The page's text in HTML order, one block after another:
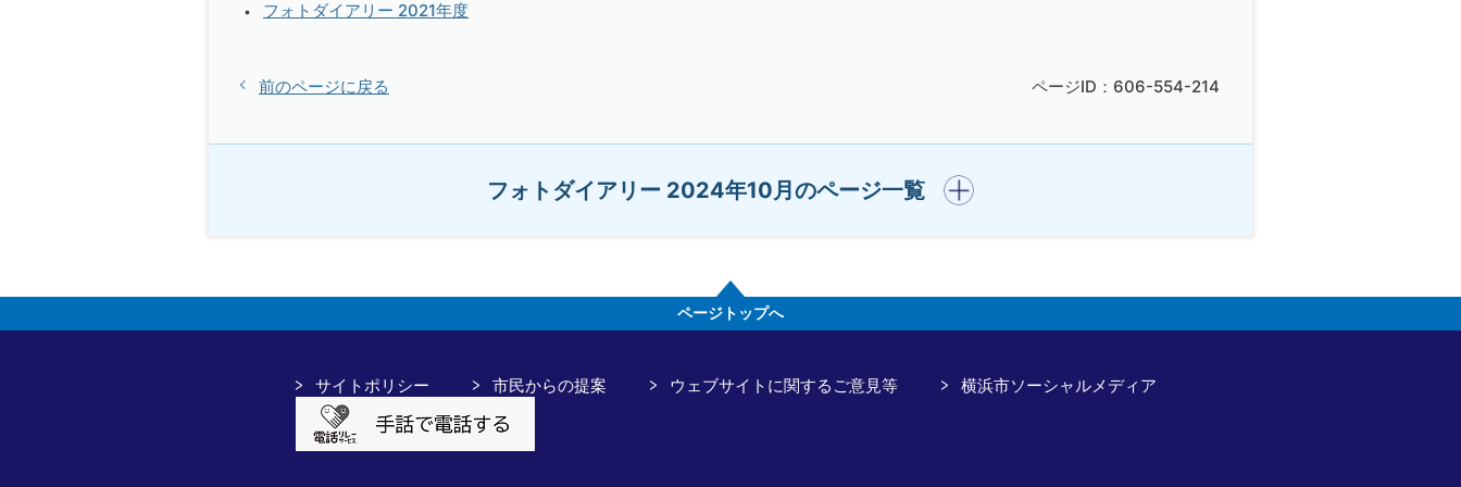
フォトダイアリー 2021年度
前のページに戻る ページID：606-554-214
フォトダイアリー 2024年10月のページ一覧
開く
ページトップへ
サイトポリシー 市民からの提案 ウェブサイトに関するご意見等 横浜市ソーシャルメディア